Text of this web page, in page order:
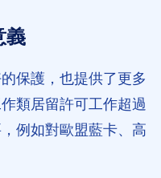
義
保護，也提供了更多
類居留許可工作超過
例如對歐盟藍卡、高